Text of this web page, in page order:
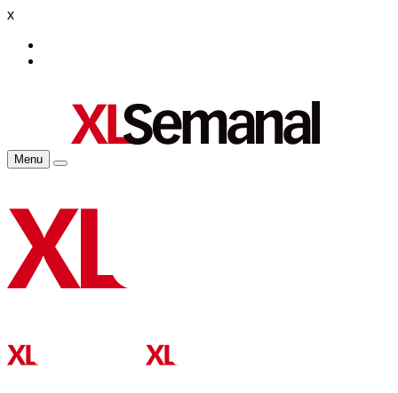
x
Menu